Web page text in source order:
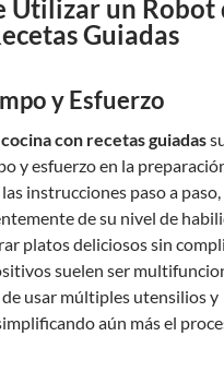
Utilizar un Robot
Guiadas
y Esfuerzo
con recetas guiadas
y esfuerzo en la
instrucciones paso a
de su nivel de
platos deliciosos sin
suelen ser
usar múltiples utensilios y
aún más el